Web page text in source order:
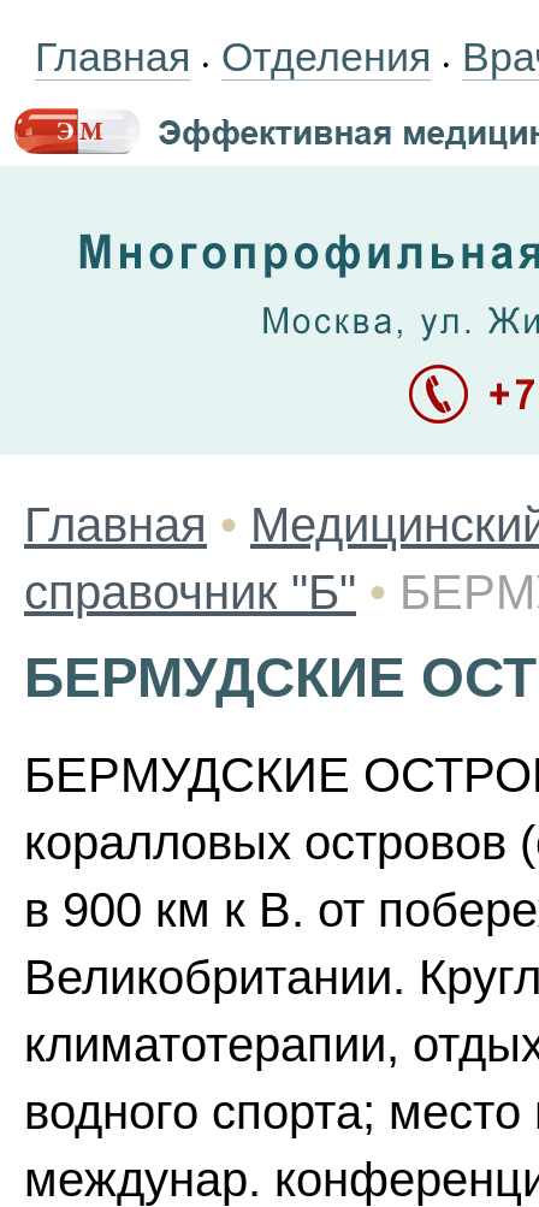
Главная • Отделения •
Главная •
справочник "Б" •
БЕРМУДСКИЕ
БЕРМУДСКИЕ
коралловых островов
в 900 км к В. от
Великобритании.
климатотерапии,
водного спорта;
междунар.